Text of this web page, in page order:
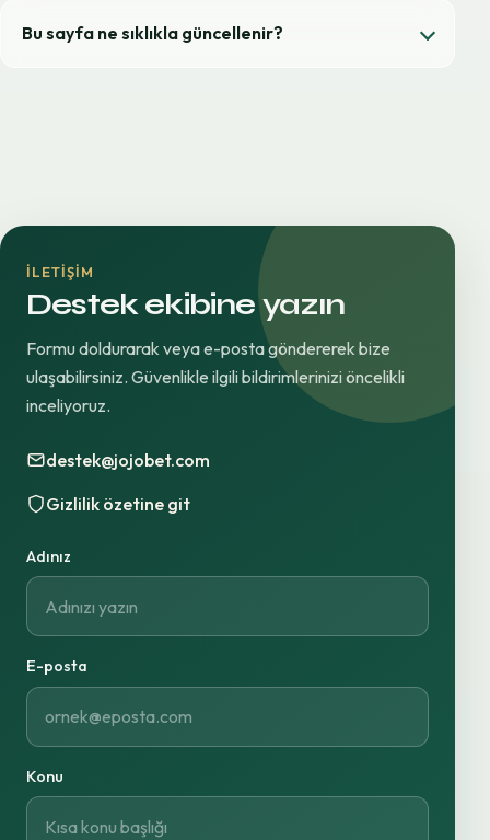
Bu sayfa ne sıklıkla güncellenir?
İLETIŞIM
Destek ekibine yazın
Formu doldurarak veya e-posta göndererek bize
ulaşabilirsiniz. Güvenlikle ilgili bildirimlerinizi öncelikli
inceliyoruz.
destek@jojobet.com
Gizlilik özetine git
Adınız
E-posta
Konu